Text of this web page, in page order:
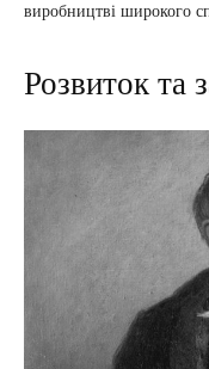
виробництві широкого
Розвиток та